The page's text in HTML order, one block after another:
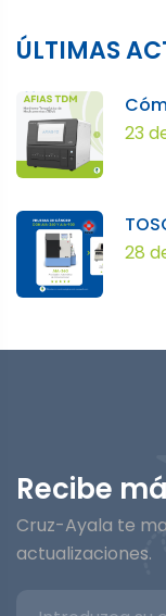
ÚLTIMAS
23
28
Recibe
Cruz-Ayala te
actualizaciones.